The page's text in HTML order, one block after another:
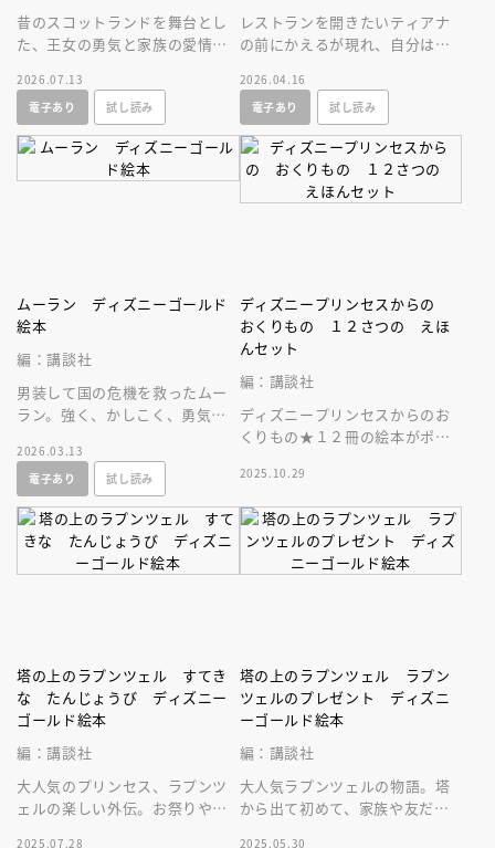
昔のスコットランドを舞台とし
た、王女の勇気と家族の愛情の
ー賞受賞作のゴールド絵本、リ
ニューアル版
2026.07.13
電子あり
試し読み
レストランを開きたいティアナ
の前にかえるが現れ、自分は王
われキスすると、ティアナもか
えるに！
2026.04.16
電子あり
試し読み
ムーラン ディズニーゴールド
絵本
編：講談社
男装して国の危機を救ったムー
ラン。強く、かしこく、勇気あ
にぜひ読ませたい名作！
2026.03.13
電子あり
試し読み
ディズニープリンセスからの
おくりもの １２さつの えほ
んセット
編：講談社
ディズニープリンセスからのお
くりもの★１２冊の絵本がポケ
ペシャルな一冊。プレゼントに
も最適♪
2025.10.29
塔の上のラプンツェル すてき
な たんじょうび ディズニー
ゴールド絵本
編：講談社
大人気のプリンセス、ラプンツ
ェルの楽しい外伝。お祭りやお
2025.07.28
塔の上のラプンツェル ラプン
ツェルのプレゼント ディズニ
ーゴールド絵本
編：講談社
大人気ラプンツェルの物語。塔
から出て初めて、家族や友だち
2025.05.30